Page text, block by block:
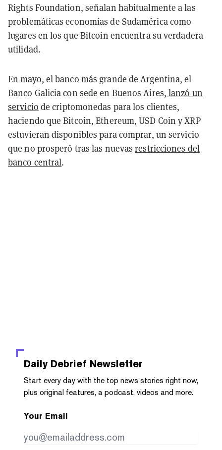
Rights Foundation, señalan habitualmente a las
problemáticas economías de Sudamérica como
lugares en los que Bitcoin encuentra su verdadera
utilidad.
En mayo, el banco más grande de Argentina, el
Banco Galicia con sede en Buenos Aires, lanzó un
servicio de criptomonedas para los clientes,
haciendo que Bitcoin, Ethereum, USD Coin y XRP
estuvieran disponibles para comprar, un servicio
que no prosperó tras las nuevasrestricciones del
banco central.
Daily Debrief Newsletter
Start every day with the top news stories right now,
plus original features, a podcast, videos and more.
Your Email